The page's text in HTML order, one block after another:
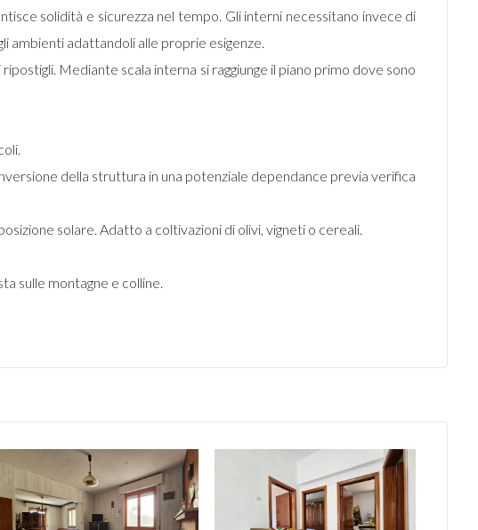
solidità e sicurezza nel tempo. Gli interni necessitano invece di
ambienti adattandoli alle proprie esigenze.
Mediante scala interna si raggiunge il piano primo dove sono
della struttura in una potenziale dependance previa verifica
solare. Adatto a coltivazioni di olivi, vigneti o cereali.
sulle montagne e colline.